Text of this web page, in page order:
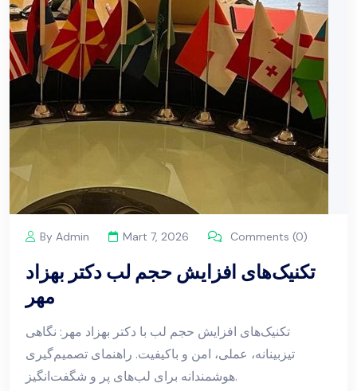
By Admin Mart 7, 2026 Comments (0)
تکنیک‌های افزایش حجم لب دکتر بهزاد
مهر
تکنیک‌های افزایش حجم لب با دکتر بهزاد مهر: نگاهی
تیزبینانه، عملی، امن و باکیفیت. راهنمای تصمیم‌گیری
هوشمندانه برای لب‌های پر و شگفت‌انگیز.